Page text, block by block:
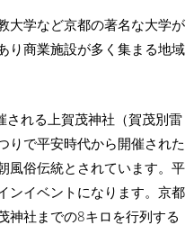
大学など京都の著名な大学が
り商業施設が多く集まる地域
れる上賀茂神社（賀茂別雷
りで平安時代から開催された
風俗伝統とされています。平
ンイベントになります。京都
神社までの8キロを行列する